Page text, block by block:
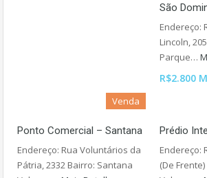
São
Endereço:
Lincoln,
Parque…
R$2.800
Venda
Ponto Comercial – Santana
Endereço: Rua Voluntários da
Pátria, 2332 Bairro: Santana
Prédio
Endereço:
(De